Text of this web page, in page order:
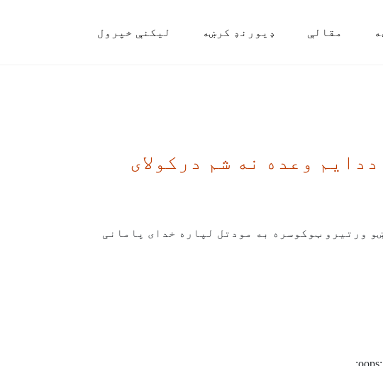
مقالې ډیورنډ کرښه لیکنې خپرول
وعده نه شم درکولای
ورتیرو ټوکوسره به مودتل لپاره خدای پامانی